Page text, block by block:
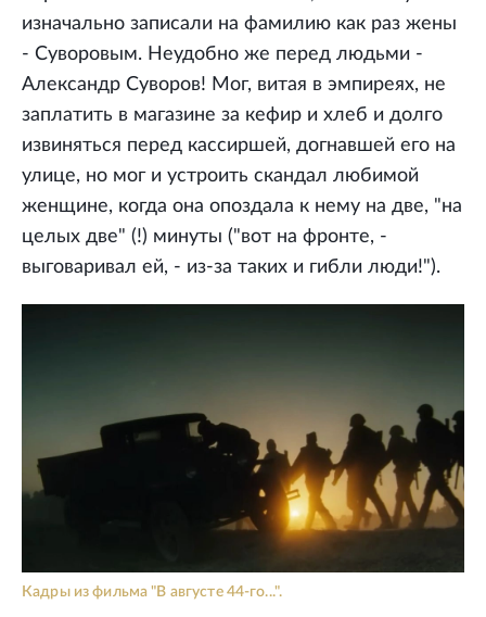
изначально записали на фамилию как раз жены
- Суворовым. Неудобно же перед людьми -
Александр Суворов! Мог, витая в эмпиреях, не
заплатить в магазине за кефир и хлеб и долго
извиняться перед кассиршей, догнавшей его на
улице, но мог и устроить скандал любимой
женщине, когда она опоздала к нему на две, "на
целых две" (!) минуты ("вот на фронте, -
выговаривал ей, - из-за таких и гибли люди!").
Кадры из фильма "В августе 44-го...".